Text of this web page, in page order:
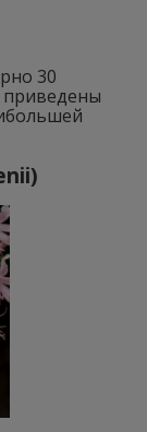
30
приведены